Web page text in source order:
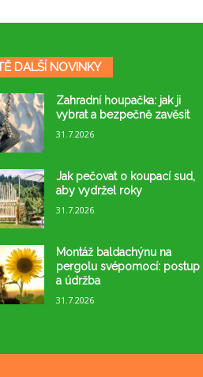
DALŠÍ NOVINKY
Zahradní houpačka: jak ji
vybrat a bezpečně zavěsit
31.7.2026
Jak pečovat o koupací sud,
aby vydržel roky
31.7.2026
Montáž baldachýnu na
pergolu svépomocí: postup
a údržba
31.7.2026